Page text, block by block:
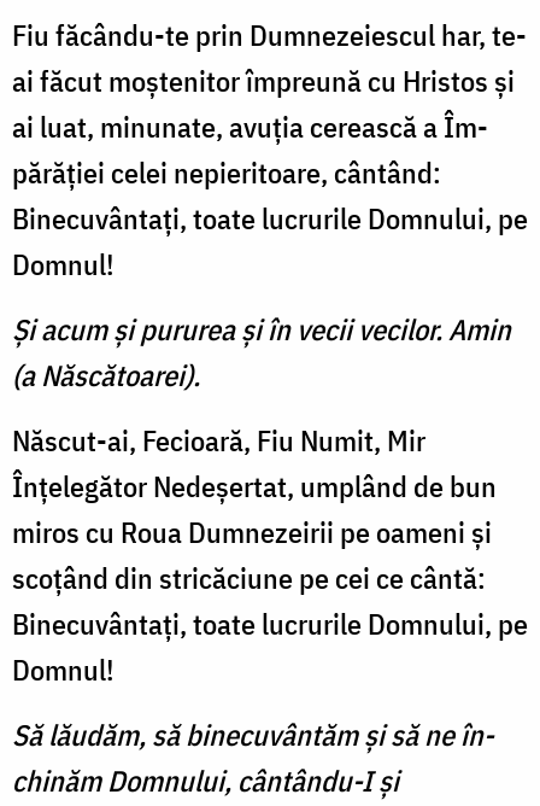
Fiu făcându-te prin Dumneze­iescul har, te-
ai făcut moştenitor împreună cu Hristos şi
ai luat, minunate, avuţia cerească a Îm­
părăţiei celei nepieritoare, cân­tând:
Binecuvântaţi, toate lu­crurile Domnului, pe
Domnul!
Şi acum şi pururea şi în vecii vecilor. Amin
(a Născătoarei).
Născut-ai, Fecioară, Fiu Nu­mit, Mir
Înţelegător Nedeşertat, umplând de bun
miros cu Roua Dumnezeirii pe oameni şi
sco­ţând din stricăciune pe cei ce cântă:
Binecuvântaţi, toate lucrurile Domnului, pe
Domnul!
Să lăudăm, să binecuvântăm şi să ne în­
chinăm Domnului, cântându-I şi